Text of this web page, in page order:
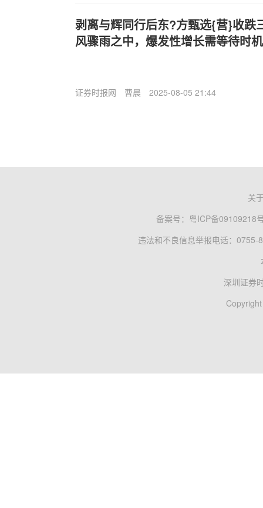
剥离与辉同行后东?方甄选{营}收跌
风骤雨之中，爆发性增长需等待时机
证券时报网 曹晨 2025-08-05 21:44
关
备案号： 粤ICP备09109218
违法和不良信息举报电话：0755-
深圳证券